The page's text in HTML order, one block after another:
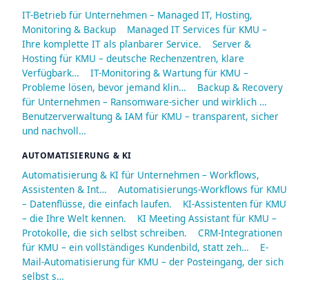
IT-Betrieb für Unternehmen – Managed IT, Hosting,
Monitoring & Backup
Managed IT Services für KMU –
Ihre komplette IT als planbarer Service.
Server &
Hosting für KMU – deutsche Rechenzentren, klare
Verfügbark…
IT-Monitoring & Wartung für KMU –
Probleme lösen, bevor jemand klin…
Backup & Recovery
für Unternehmen – Ransomware-sicher und wirklich …
Benutzerverwaltung & IAM für KMU – transparent, sicher
und nachvoll…
AUTOMATISIERUNG & KI
Automatisierung & KI für Unternehmen – Workflows,
Assistenten & Int…
Automatisierungs-Workflows für KMU
– Datenflüsse, die einfach laufen.
KI-Assistenten für KMU
– die Ihre Welt kennen.
KI Meeting Assistant für KMU –
Protokolle, die sich selbst schreiben.
CRM-Integrationen
für KMU – ein vollständiges Kundenbild, statt zeh…
E-
Mail-Automatisierung für KMU – der Posteingang, der sich
selbst s…